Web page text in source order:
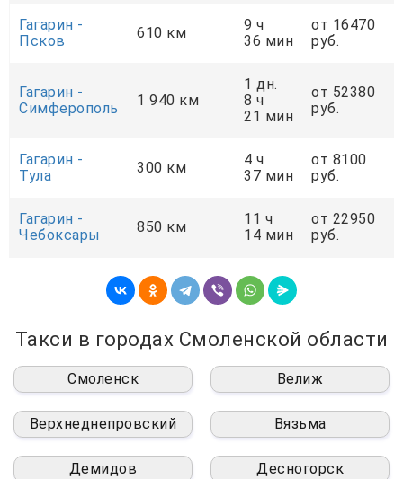
Гагарин -
Псков
610 км
9 ч
36 мин
от 16470
руб.
Гагарин -
Симферополь
1 940 км
1 дн.
8 ч
21 мин
от 52380
руб.
Гагарин -
Тула
300 км
4 ч
37 мин
от 8100
руб.
Гагарин -
Чебоксары
850 км
11 ч
14 мин
от 22950
руб.
Такси в городах Смоленской области
Смоленск Велиж
Верхнеднепровский Вязьма
Демидов Десногорск